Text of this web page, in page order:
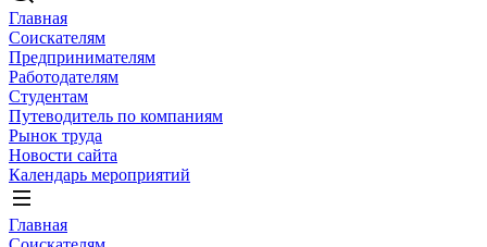
Главная
Соискателям
Предпринимателям
Работодателям
Студентам
Путеводитель по компаниям
Рынок труда
Новости сайта
Календарь мероприятий
Главная